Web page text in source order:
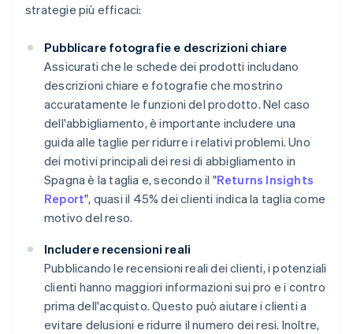
strategie più efficaci:
Pubblicare fotografie e descrizioni chiare
Assicurati che le schede dei prodotti includano
descrizioni chiare e fotografie che mostrino
accuratamente le funzioni del prodotto. Nel caso
dell'abbigliamento, è importante includere una
guida alle taglie per ridurre i relativi problemi. Uno
dei motivi principali dei resi di abbigliamento in
Spagna è la taglia e, secondo il "Returns Insights
Report", quasi il 45% dei clienti indica la taglia come
motivo del reso.
Includere recensioni reali
Pubblicando le recensioni reali dei clienti, i potenziali
clienti hanno maggiori informazioni sui pro e i contro
prima dell'acquisto. Questo può aiutare i clienti a
evitare delusioni e ridurre il numero dei resi. Inoltre,